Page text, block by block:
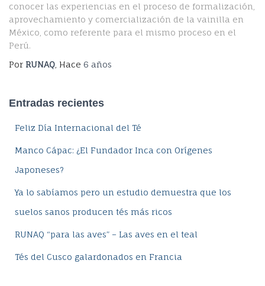
conocer las experiencias en el proceso de formalización,
aprovechamiento y comercialización de la vainilla en
México, como referente para el mismo proceso en el
Perú.
Por RUNAQ , Hace 6 años
Entradas recientes
Feliz Día Internacional del Té
Manco Cápac: ¿El Fundador Inca con Orígenes
Japoneses?
Ya lo sabíamos pero un estudio demuestra que los
suelos sanos producen tés más ricos
RUNAQ “para las aves” – Las aves en el teal
Tés del Cusco galardonados en Francia